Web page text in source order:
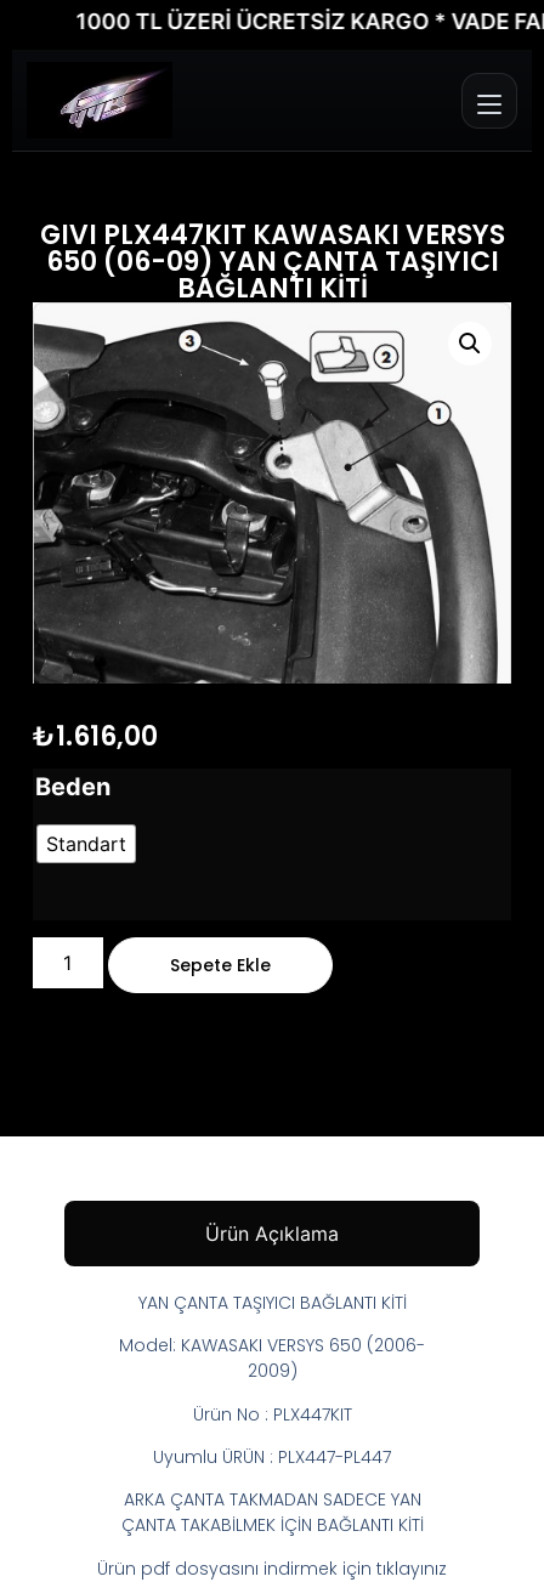
1000 TL ÜZERİ ÜCRETSİZ KARGO * VADE
GIVI PLX447KIT KAWASAKI VERSYS
650 (06-09) YAN ÇANTA TAŞIYICI
BAĞLANTI KİTİ
₺1.616,00
Beden
Standart
Sepete Ekle
Ürün Açıklama
YAN ÇANTA TAŞIYICI BAĞLANTI KİTİ
Model: KAWASAKI VERSYS 650 (2006-
2009)
Ürün No : PLX447KIT
Uyumlu ÜRÜN : PLX447-PL447
ARKA ÇANTA TAKMADAN SADECE YAN
ÇANTA TAKABİLMEK İÇİN BAĞLANTI KİTİ
Ürün pdf dosyasını indirmek için tıklayınız